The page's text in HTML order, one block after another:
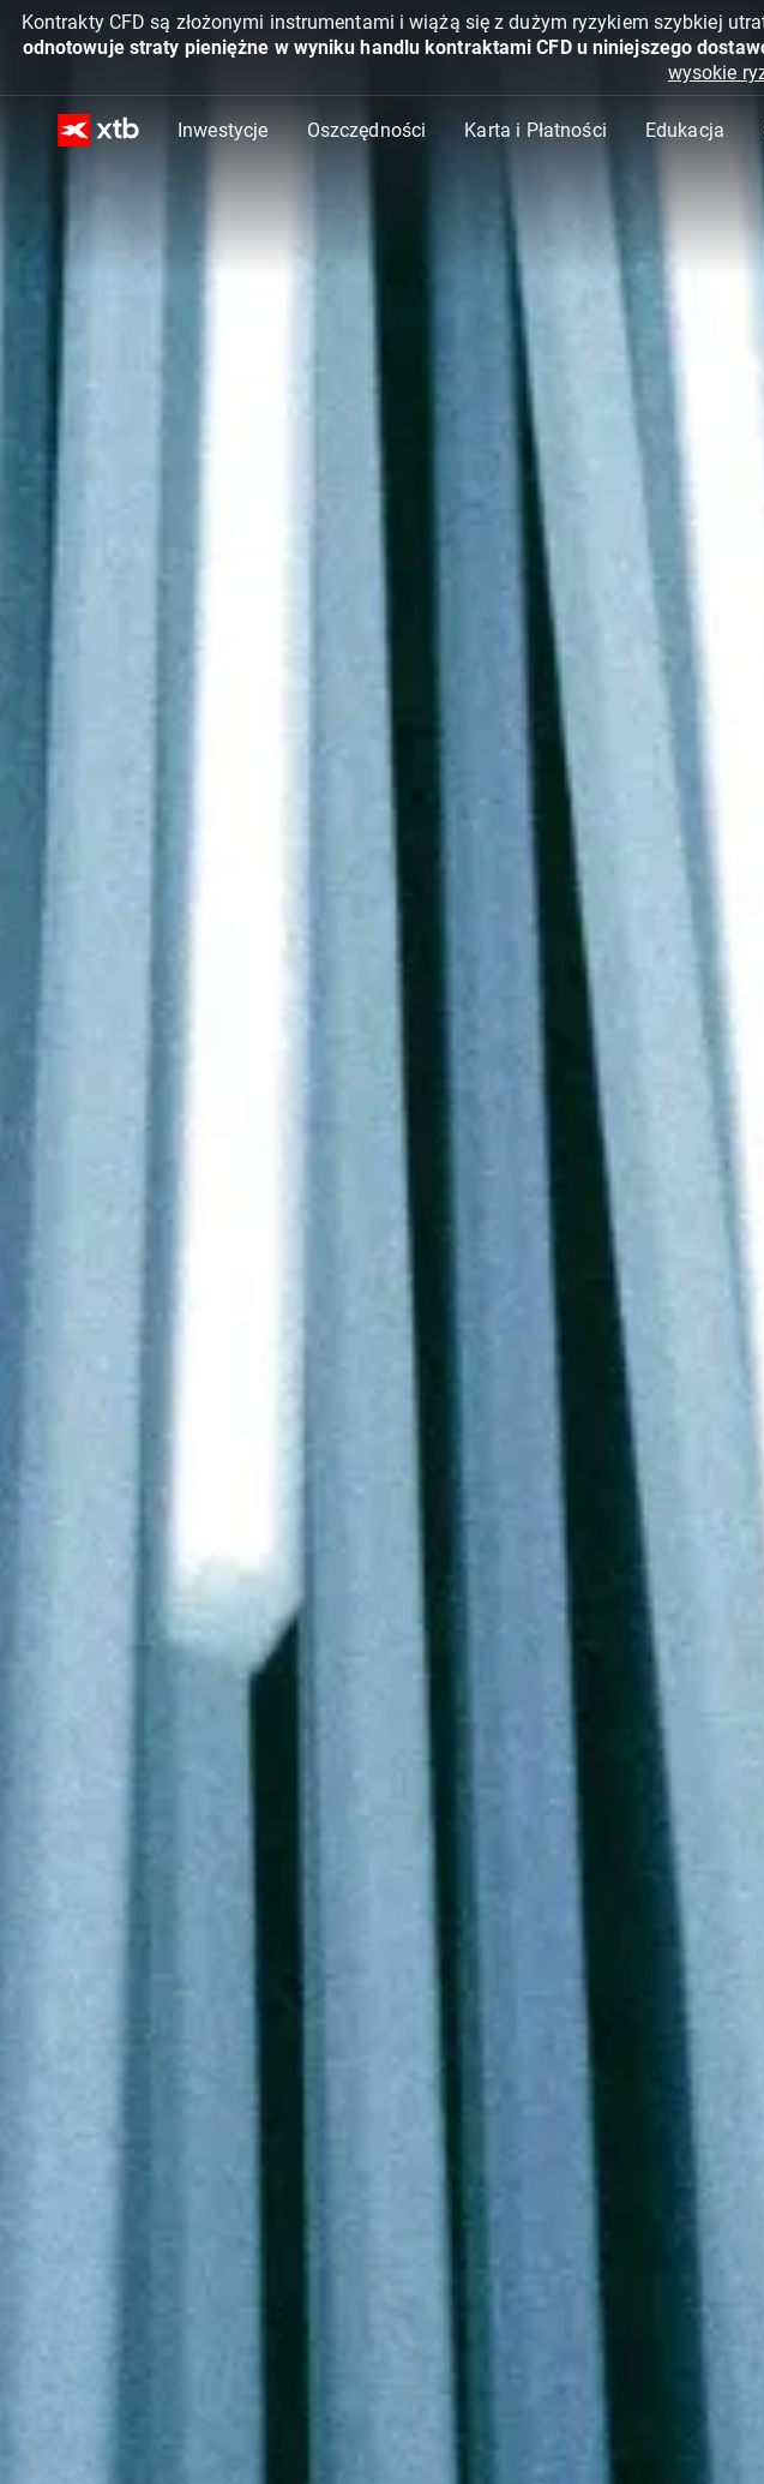
Kontrakty CFD są złożonymi instrumentami i wiążą się z dużym ryzykiem szybkiej
odnotowuje straty pieniężne w wyniku handlu kontraktami CFD u niniejszego
wysokie
Inwestycje Oszczędności Karta i Płatności Edukacja